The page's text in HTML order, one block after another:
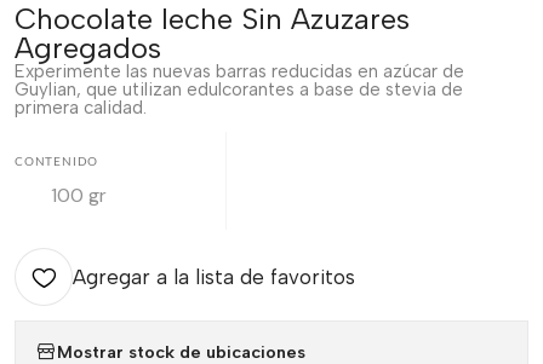
Chocolate leche Sin Azuzares
Agregados
Experimente las nuevas barras reducidas en azúcar de
Guylian, que utilizan edulcorantes a base de stevia de
primera calidad.
CONTENIDO
100 gr
Agregar a la lista de favoritos
Mostrar stock de ubicaciones